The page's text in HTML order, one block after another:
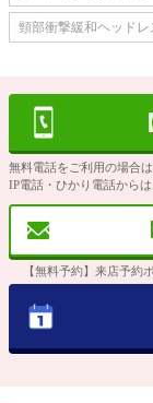
頸部衝撃緩和ヘッドレ
無料電話をご利用の場合
IP電話・ひかり電話から
【無料予約】来店予約